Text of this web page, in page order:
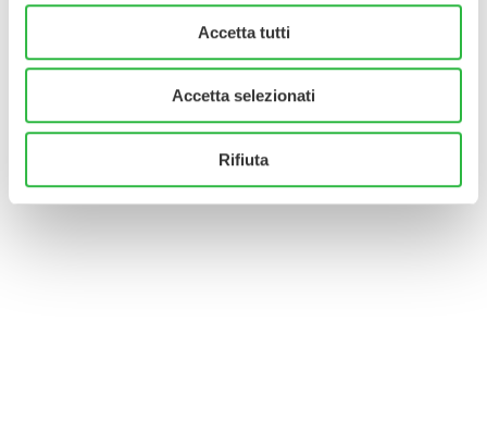
Accetta tutti
Accetta selezionati
Rifiuta